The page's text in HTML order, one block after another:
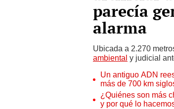
parecía
alarma
Ubicada a 2.270
ambiental y judicial
Un antiguo ADN
más de 700 km
¿Quiénes son más
y por qué lo